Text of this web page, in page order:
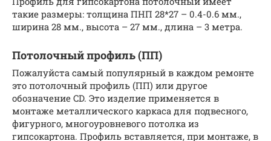
такие размеры: толщина ПНП 28*27 – 0.4-0.6 мм.,
ширина 28 мм., высота – 27 мм., длина – 3 метра.
Потолочный профиль (ПП)
Пожалуйста самый популярный в каждом ремонте
это потолочный профиль (ПП) или другое
обозначение CD. Это изделие применяется в
монтаже металлического каркаса для подвесного,
фигурного, многоуровневого потолка из
гипсокартона. Профиль вставляется, при монтаже, в